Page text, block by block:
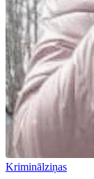
Kriminālziņas